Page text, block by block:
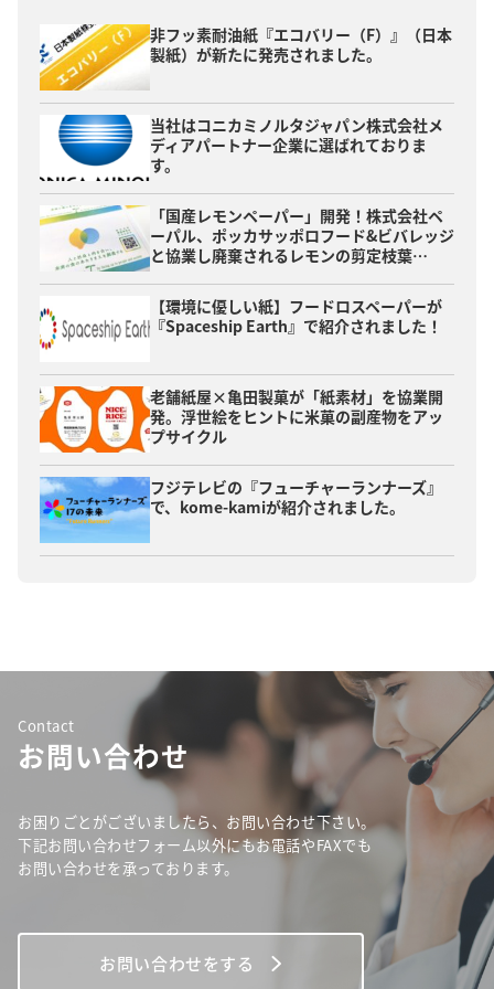
非フッ素耐油紙『エコバリー（F）』（日本
製紙）が新たに発売されました。
当社はコニカミノルタジャパン株式会社メ
ディアパートナー企業に選ばれておりま
す。
「国産レモンペーパー」開発！株式会社ペ
ーパル、ポッカサッポロフード&ビバレッジ
と協業し廃棄されるレモンの剪定枝葉…
【環境に優しい紙】フードロスペーパーが
『Spaceship Earth』で紹介されました！
老舗紙屋×亀田製菓が「紙素材」を協業開
発。浮世絵をヒントに米菓の副産物をアッ
プサイクル
フジテレビの『フューチャーランナーズ』
で、kome-kamiが紹介されました。
Contact
お問い合わせ
お困りごとがございましたら、お問い合わせ下さい。
下記お問い合わせフォーム以外にもお電話やFAXでも
お問い合わせを承っております。
お問い合わせをする